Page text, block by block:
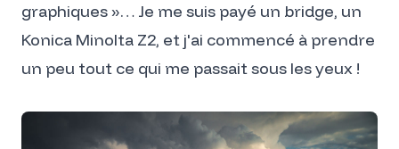
graphiques »… Je me suis payé un bridge, un
Konica Minolta Z2, et j'ai commencé à prendre
un peu tout ce qui me passait sous les yeux !